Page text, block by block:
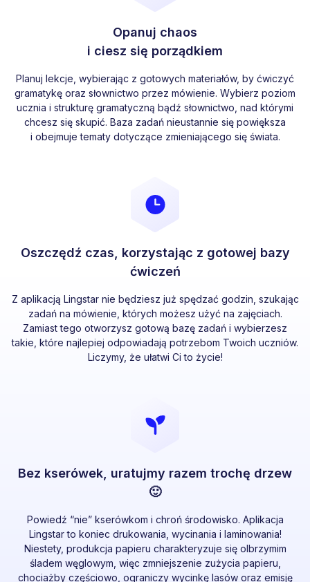
Opanuj chaos
i ciesz się porządkiem
Planuj lekcje, wybierając z gotowych materiałów, by ćwiczyć
gramatykę oraz słownictwo przez mówienie. Wybierz poziom
ucznia i strukturę gramatyczną bądź słownictwo, nad którymi
chcesz się skupić. Baza zadań nieustannie się powiększa
i obejmuje tematy dotyczące zmieniającego się świata.
Oszczędź czas, korzystając z gotowej bazy
ćwiczeń
Z aplikacją Lingstar nie będziesz już spędzać godzin, szukając
zadań na mówienie, których możesz użyć na zajęciach.
Zamiast tego otworzysz gotową bazę zadań i wybierzesz
takie, które najlepiej odpowiadają potrzebom Twoich uczniów.
Liczymy, że ułatwi Ci to życie!
Bez kserówek, uratujmy razem trochę drzew
🙂
Powiedź “nie” kserówkom i chroń środowisko. Aplikacja
Lingstar to koniec drukowania, wycinania i laminowania!
Niestety, produkcja papieru charakteryzuje się olbrzymim
śladem węglowym, więc zmniejszenie zużycia papieru,
chociażby częściowo, ograniczy wycinkę lasów oraz emisję